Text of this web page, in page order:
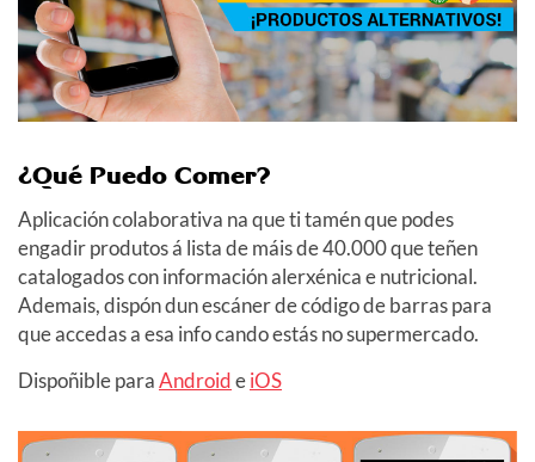
¿Qué Puedo Comer?
Aplicación colaborativa na que ti tamén que podes
engadir produtos á lista de máis de 40.000 que teñen
catalogados con información alerxénica e nutricional.
Ademais, dispón dun escáner de código de barras para
que accedas a esa info cando estás no supermercado.
Dispoñible paraAndroideiOS